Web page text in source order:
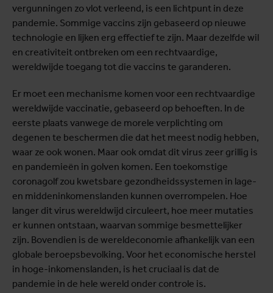
vergunningen zo vlot verleend, is een lichtpunt in deze
pandemie. Sommige vaccins zijn gebaseerd op nieuwe
technologie en lijken erg effectief te zijn. Maar dezelfde wil
en creativiteit ontbreken om een rechtvaardige,
wereldwijde toegang tot die vaccins te garanderen.
Er moet een mechanisme komen voor een rechtvaardige
wereldwijde vaccinatie, gebaseerd op behoeften. In de
eerste plaats vanwege de morele verplichting om
degenen te beschermen die dat het meest nodig hebben,
waar ze ook wonen. Maar ook omdat dit virus zeer grillig is
en pandemieën in golven komen. Een toekomstige
coronagolf zou kwetsbare gezondheidssystemen in lage-
en middeninkomenslanden kunnen overrompelen. Hoe
langer dit virus wereldwijd circuleert, hoe meer mutaties
er kunnen ontstaan, waarvan sommige besmettelijker
zijn. Bovendien is de wereldeconomie afhankelijk van een
globale beroepsbevolking. Voor het economische herstel
in hoge-inkomenslanden, is het cruciaal is dat de
pandemie in de hele wereld onder controle is.